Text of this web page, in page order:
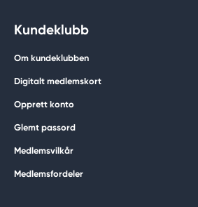
Kundeklubb
Om kundeklubben
Digitalt medlemskort
Opprett konto
Glemt passord
Medlemsvilkår
Medlemsfordeler